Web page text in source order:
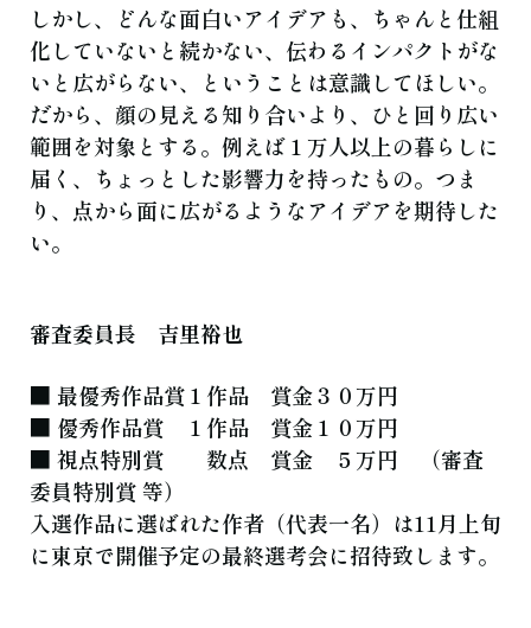
しかし、どんな面白いアイデアも、ちゃんと仕組
化していないと続かない、伝わるインパクトがな
いと広がらない、ということは意識してほしい。
だから、顔の見える知り合いより、ひと回り広い
範囲を対象とする。例えば１万人以上の暮らしに
届く、ちょっとした影響力を持ったもの。つま
り、点から面に広がるようなアイデアを期待した
い。
審査委員長 吉里裕也
■ 最優秀作品賞１作品 賞金３０万円
■ 優秀作品賞 １作品 賞金１０万円
■ 視点特別賞 数点 賞金 ５万円 （審査
委員特別賞 等）
入選作品に選ばれた作者（代表一名）は11月上旬
に東京で開催予定の最終選考会に招待致します。